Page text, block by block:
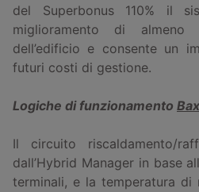
del Superbonus 110% il
miglioramento di almeno
dell’edificio e consente un
futuri costi di gestione.
Logiche di funzionamento
Il circuito riscaldamento/
dall’Hybrid Manager in base
terminali, e la temperatura di